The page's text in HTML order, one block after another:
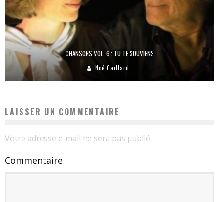
CHANSONS VOL. 6 : TU TE SOUVIENS
Noé Gaillard
LAISSER UN COMMENTAIRE
Votre adresse e-mail ne sera pas publié.
Commentaire